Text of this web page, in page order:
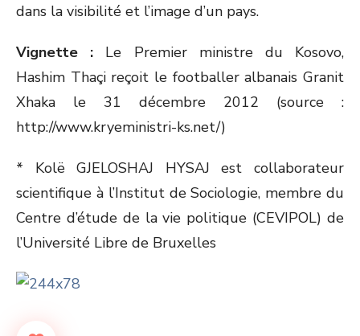
dans la visibilité et l’image d’un pays.
Vignette : Le Premier ministre du Kosovo,
Hashim Thaçi reçoit le footballer albanais Granit
Xhaka le 31 décembre 2012 (source :
http://www.kryeministri-ks.net/)
* Kolë GJELOSHAJ HYSAJ est collaborateur
scientifique à l’Institut de Sociologie, membre du
Centre d’étude de la vie politique (CEVIPOL) de
l’Université Libre de Bruxelles